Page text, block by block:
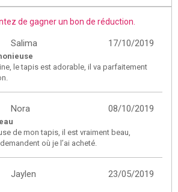
de gagner un bon de réduction.
17/10/2019
Salima
le tapis est adorable, il va parfaitement
08/10/2019
Nora
de mon tapis, il est vraiment beau,
où je l’ai acheté.
23/05/2019
Jaylen